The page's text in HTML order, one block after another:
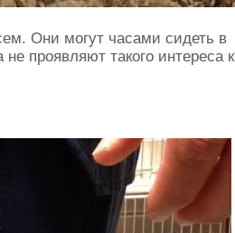
Они могут часами сидеть в
проявляют такого интереса к